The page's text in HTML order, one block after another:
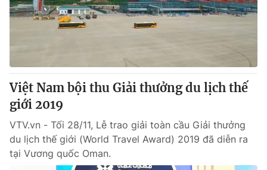
® Cấm sao chép dưới mọi hình thức nếu không có sự chấp
thuận bằng văn bản. Ghi rõ nguồn VTV.vn khi phát hành lại
thông tin từ website này.
Việt Nam bội thu Giải thưởng du lịch thế
giới 2019
VTV.vn - Tối 28/11, Lễ trao giải toàn cầu Giải thưởng
du lịch thế giới (World Travel Award) 2019 đã diễn ra
tại Vương quốc Oman.